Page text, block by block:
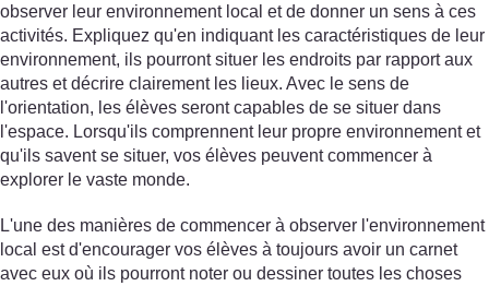
observer leur environnement local et de donner un sens à ces
activités. Expliquez qu'en indiquant les caractéristiques de leur
environnement, ils pourront situer les endroits par rapport aux
autres et décrire clairement les lieux. Avec le sens de
l'orientation, les élèves seront capables de se situer dans
l'espace. Lorsqu'ils comprennent leur propre environnement et
qu'ils savent se situer, vos élèves peuvent commencer à
explorer le vaste monde.
L'une des manières de commencer à observer l'environnement
local est d'encourager vos élèves à toujours avoir un carnet
avec eux où ils pourront noter ou dessiner toutes les choses